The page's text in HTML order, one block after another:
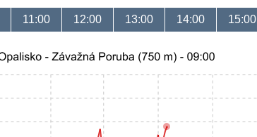
11:00 12:00 13:00 14:00 15:00